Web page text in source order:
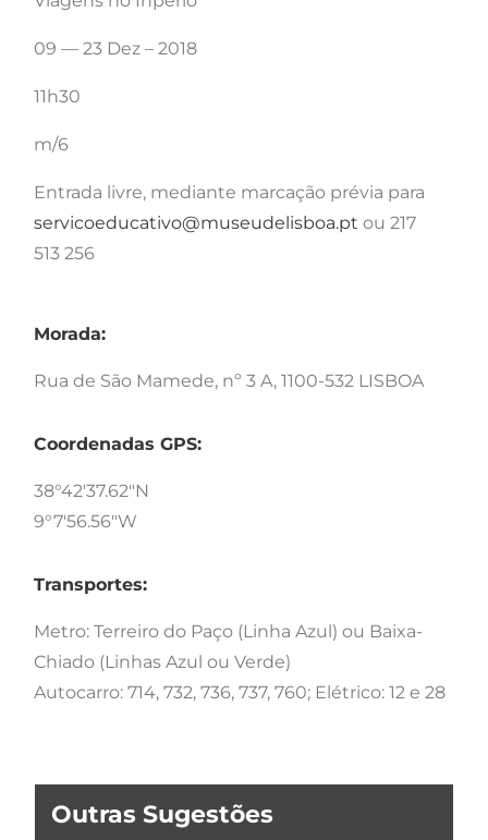
09 — 23 Dez – 2018
11h30
m/6
Entrada livre, mediante marcação prévia para
servicoeducativo@museudelisboa.pt ou 217
513 256
Morada:
Rua de São Mamede, nº 3 A, 1100-532 LISBOA
Coordenadas GPS:
38°42'37.62"N
9°7'56.56"W
Transportes:
Metro: Terreiro do Paço (Linha Azul) ou Baixa-
Chiado (Linhas Azul ou Verde)
Autocarro: 714, 732, 736, 737, 760; Elétrico: 12 e 28
Outras Sugestões